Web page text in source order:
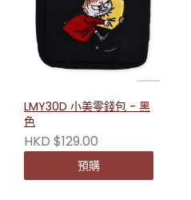
LMY30D 小美零錢包 - 黑
色
HKD $129.00
預購